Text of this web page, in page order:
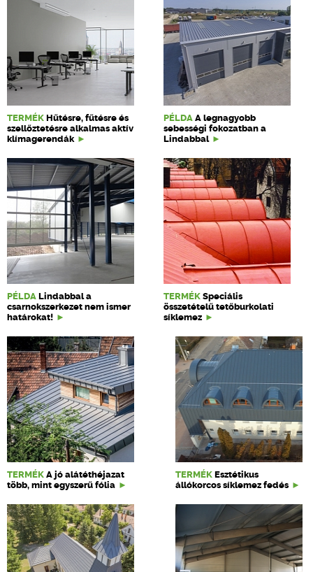
TERMÉK Hűtésre, fűtésre és
szellőztetésre alkalmas aktív
klímagerendák
PÉLDA A legnagyobb
sebességi fokozatban a
Lindabbal
PÉLDA Lindabbal a
csarnokszerkezet nem ismer
határokat!
TERMÉK Speciális
összetételű tetőburkolati
síklemez
TERMÉK A jó alátéthéjazat
több, mint egyszerű fólia
TERMÉK Esztétikus
állókorcos síklemez fedés